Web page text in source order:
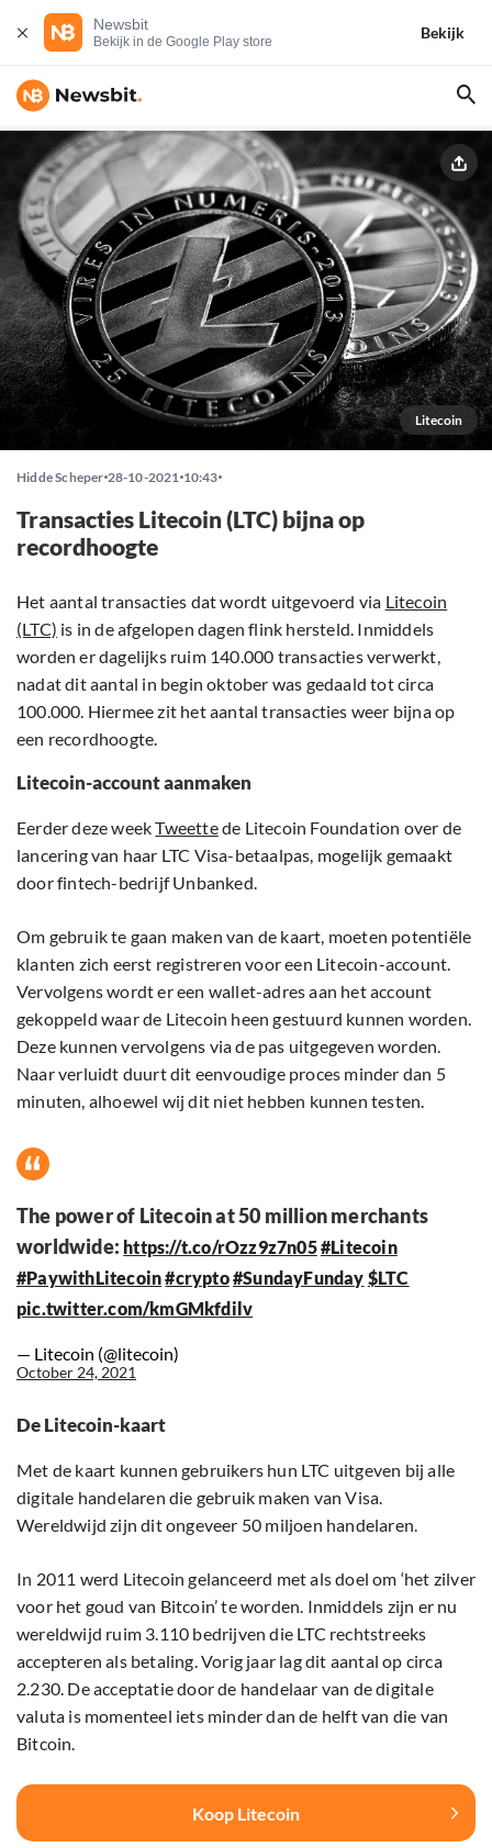
Newsbit
Bekijk in de Google Play store
Bekijk
Litecoin
Hidde Scheper 28-10-2021 10:43
Transacties Litecoin (LTC) bijna op
recordhoogte
Het aantal transacties dat wordt uitgevoerd via Litecoin
(LTC) is in de afgelopen dagen flink hersteld. Inmiddels
worden er dagelijks ruim 140.000 transacties verwerkt,
nadat dit aantal in begin oktober was gedaald tot circa
100.000. Hiermee zit het aantal transacties weer bijna op
een recordhoogte.
Litecoin-account aanmaken
Eerder deze weekTweettede Litecoin Foundation over de
lancering van haar LTC Visa-betaalpas, mogelijk gemaakt
door fintech-bedrijf Unbanked.
Om gebruik te gaan maken van de kaart, moeten potentiële
klanten zich eerst registreren voor een Litecoin-account.
Vervolgens wordt er een wallet-adres aan het account
gekoppeld waar de Litecoin heen gestuurd kunnen worden.
Deze kunnen vervolgens via de pas uitgegeven worden.
Naar verluidt duurt dit eenvoudige proces minder dan 5
minuten, alhoewel wij dit niet hebben kunnen testen.
The power of Litecoin at 50 million merchants
worldwide: https://t.co/rOzz9z7n05#Litecoin
#PaywithLitecoin#crypto#SundayFunday $LTC
pic.twitter.com/kmGMkfdilv
— Litecoin (@litecoin)
October 24, 2021
De Litecoin-kaart
Met de kaart kunnen gebruikers hun LTC uitgeven bij alle
digitale handelaren die gebruik maken van Visa.
Wereldwijd zijn dit ongeveer 50 miljoen handelaren.
In 2011 werd Litecoin gelanceerd met als doel om ‘het zilver
voor het goud van Bitcoin’ te worden. Inmiddels zijn er nu
wereldwijd ruim 3.110 bedrijven die LTC rechtstreeks
accepteren als betaling. Vorig jaar lag dit aantal op circa
2.230. De acceptatie door de handelaar van de digitale
valuta is momenteel iets minder dan de helft van die van
Bitcoin.
Koop Litecoin